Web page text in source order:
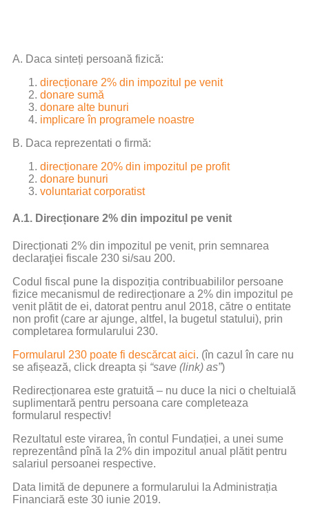
A. Daca sinteți persoană fizică:
direcționare 2% din impozitul pe venit
donare sumă
donare alte bunuri
implicare în programele noastre
B. Daca reprezentati o firmă:
direcționare 20% din impozitul pe profit
donare bunuri
voluntariat corporatist
A.1. Direcționare 2% din impozitul pe venit
Direcționati 2% din impozitul pe venit, prin semnarea
declaraţiei fiscale 230 si/sau 200.
Codul fiscal pune la dispoziția contribuabililor persoane
fizice mecanismul de redirecționare a 2% din impozitul pe
venit plătit de ei, datorat pentru anul 2018, către o entitate
non profit (care ar ajunge, altfel, la bugetul statului), prin
completarea formularului 230.
Formularul 230 poate fi descărcat aici. (în cazul în care nu
se afișează, click dreapta și “save (link) as”)
Redirecționarea este gratuită – nu duce la nici o cheltuială
suplimentară pentru persoana care completeaza
formularul respectiv!
Rezultatul este virarea, în contul Fundației, a unei sume
reprezentând pînă la 2% din impozitul anual plătit pentru
salariul persoanei respective.
Data limită de depunere a formularului la Administrația
Financiară este 30 iunie 2019.